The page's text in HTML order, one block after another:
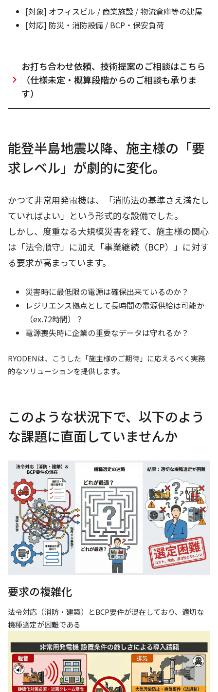
[対象] オフィスビル / 商業施設 / 物流倉庫等の建屋
[対応] 防災・消防設備 / BCP・保安負荷
お打ち合わせ依頼、技術提案のご相談はこちら
（仕様未定・概算段階からのご相談も承りま
す）
能登半島地震以降、施主様の「要
求レベル」が劇的に変化。
かつて非常用発電機は、「消防法の基準さえ満たし
ていればよい」という形式的な設備でした。
しかし、度重なる大規模災害を経て、施主様の関心
は「法令順守」に加え「事業継続（BCP）」に対す
る要求が高まっています。
災害時に最低限の電源は確保出来ているのか？
レジリエンス拠点として長時間の電源供給は可能か
（ex.72時間）？
電源喪失時に企業の重要なデータは守れるか？
RYODENは、こうした「施主様のご期待」に応えるべく実務
的なソリューションを提供します。
このような状況下で、以下のよう
な課題に直面していませんか
要求の複雑化
法令対応（消防・建築）とBCP要件が混在しており、適切な
機種選定が困難である